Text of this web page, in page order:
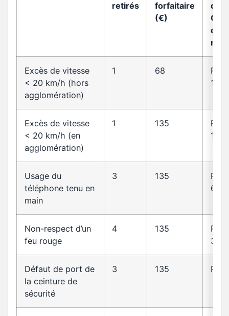
retirés
forfaitaire
(€)
du
de la
Excès de vitesse
< 20 km/h (hors
agglomération)
1 68
14
Excès de vitesse
< 20 km/h (en
agglomération)
1 135
14
Usage du
téléphone tenu en
main
3 135
6-1
Non-respect d’un
feu rouge
4 135
30
Défaut de port de
la ceinture de
sécurité
3 135